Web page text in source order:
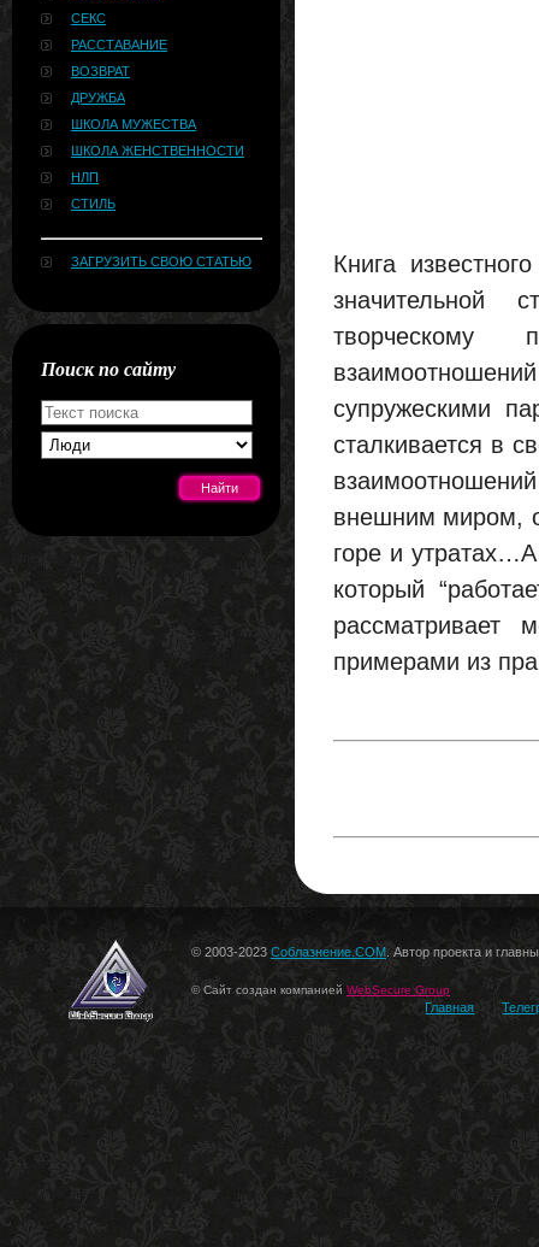
СЕКС
РАССТАВАНИЕ
ВОЗВРАТ
ДРУЖБА
ШКОЛА МУЖЕСТВА
ШКОЛА ЖЕНСТВЕННОСТИ
НЛП
СТИЛЬ
ЗАГРУЗИТЬ СВОЮ СТАТЬЮ
Поиск по сайту
Книга
значительной
творческому
супружескими
сталкивается в
внешним миром,
горе и
который
рассматривает
примерами из
© 2003-2023 Соблазнение.COM . Автор проекта и
© Сайт создан компанией WebSecure Group
Главная